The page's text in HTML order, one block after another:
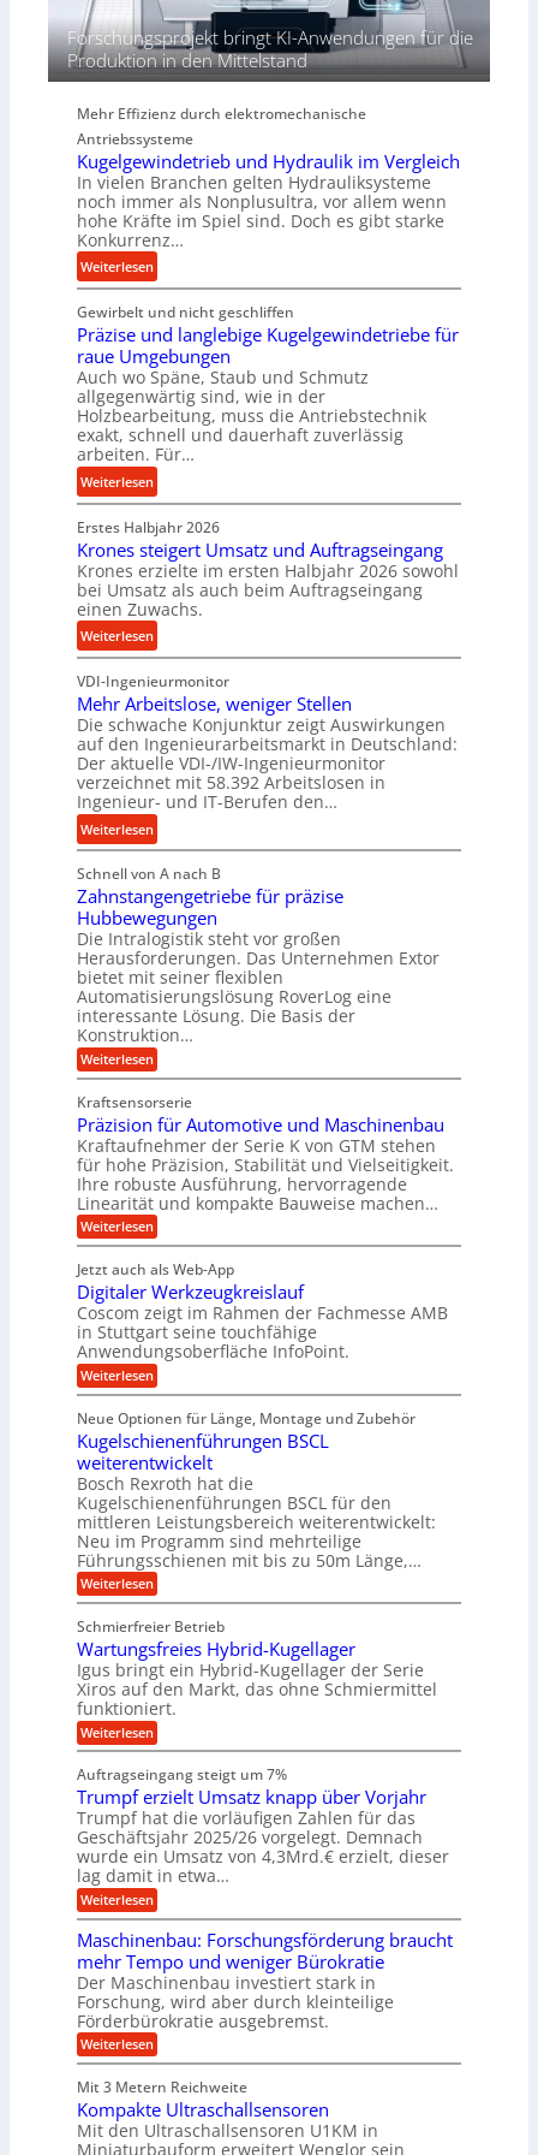
i
e
P
r
f
o
r
m
a
n
c
b
e
i
m
D
r
ü
c
k
p
r
o
z
e
s
Forschungsprojekt bringt KI-Anwendungen für die
Produktion in den Mittelstand
Mehr Effizienz durch elektromechanische
Antriebssysteme
Kugelgewindetrieb und Hydraulik im Vergleich
In vielen Branchen gelten Hydrauliksysteme
noch immer als Nonplusultra, vor allem wenn
hohe Kräfte im Spiel sind. Doch es gibt starke
Konkurrenz…
Weiterlesen:
K
u
g
e
l
g
e
w
i
n
e
t
r
i
b
u
n
d
H
y
d
r
a
l
i
k
i
m
V
e
r
g
e
c
h
Gewirbelt und nicht geschliffen
Präzise und langlebige Kugelgewindetriebe für
raue Umgebungen
Auch wo Späne, Staub und Schmutz
allgegenwärtig sind, wie in der
Holzbearbeitung, muss die Antriebstechnik
exakt, schnell und dauerhaft zuverlässig
arbeiten. Für…
Weiterlesen:
P
r
ä
z
i
s
e
u
n
d
l
a
n
g
e
b
i
g
e
K
u
g
e
l
g
e
w
i
n
d
e
t
i
e
b
e
f
ü
r
r
a
u
e
U
m
g
e
b
u
n
g
e
n
Erstes Halbjahr 2026
Krones steigert Umsatz und Auftragseingang
Krones erzielte im ersten Halbjahr 2026 sowohl
bei Umsatz als auch beim Auftragseingang
einen Zuwachs.
Weiterlesen:
K
r
o
n
e
s
s
t
e
e
r
t
U
m
s
a
t
u
n
d
A
u
f
t
r
a
g
s
e
i
g
a
n
g
VDI-Ingenieurmonitor
Mehr Arbeitslose, weniger Stellen
Die schwache Konjunktur zeigt Auswirkungen
auf den Ingenieurarbeitsmarkt in Deutschland:
Der aktuelle VDI-/IW-Ingenieurmonitor
verzeichnet mit 58.392 Arbeitslosen in
Ingenieur- und IT-Berufen den…
Weiterlesen:
M
e
h
r
A
r
b
e
i
t
s
l
o
s
e
,
w
e
n
i
g
e
r
S
t
e
l
l
e
n
Schnell von A nach B
Zahnstangengetriebe für präzise
Hubbewegungen
Die Intralogistik steht vor großen
Herausforderungen. Das Unternehmen Extor
bietet mit seiner flexiblen
Automatisierungslösung RoverLog eine
interessante Lösung. Die Basis der
Konstruktion…
Weiterlesen:
Z
h
n
s
t
a
n
g
e
n
e
t
r
i
e
b
e
f
r
p
r
ä
z
i
s
e
H
u
b
e
w
e
g
u
n
g
e
Kraftsensorserie
Präzision für Automotive und Maschinenbau
Kraftaufnehmer der Serie K von GTM stehen
für hohe Präzision, Stabilität und Vielseitigkeit.
Ihre robuste Ausführung, hervorragende
Linearität und kompakte Bauweise machen…
Weiterlesen:
P
ä
z
i
s
i
o
n
f
r
A
u
t
o
m
o
t
i
v
e
n
d
M
a
s
c
h
i
e
n
b
a
u
Jetzt auch als Web-App
Digitaler Werkzeugkreislauf
Coscom zeigt im Rahmen der Fachmesse AMB
in Stuttgart seine touchfähige
Anwendungsoberfläche InfoPoint.
Weiterlesen:
D
g
i
t
a
l
e
r
W
e
r
k
z
e
u
g
k
r
e
i
s
a
u
f
Neue Optionen für Länge, Montage und Zubehör
Kugelschienenführungen BSCL
weiterentwickelt
Bosch Rexroth hat die
Kugelschienenführungen BSCL für den
mittleren Leistungsbereich weiterentwickelt:
Neu im Programm sind mehrteilige
Führungsschienen mit bis zu 50m Länge,…
Weiterlesen:
K
g
e
l
s
c
h
i
e
e
n
f
ü
h
r
u
n
g
e
n
B
S
C
L
w
e
i
t
e
r
e
Schmierfreier Betrieb
Wartungsfreies Hybrid-Kugellager
Igus bringt ein Hybrid-Kugellager der Serie
Xiros auf den Markt, das ohne Schmiermittel
funktioniert.
Weiterlesen:
W
r
t
u
n
g
s
r
e
e
s
H
y
b
r
i
d
-
u
g
Auftragseingang steigt um 7%
Trumpf erzielt Umsatz knapp über Vorjahr
Trumpf hat die vorläufigen Zahlen für das
Geschäftsjahr 2025/26 vorgelegt. Demnach
wurde ein Umsatz von 4,3Mrd.€ erzielt, dieser
lag damit in etwa…
Weiterlesen:
T
u
m
p
f
e
r
z
i
e
t
U
m
Maschinenbau: Forschungsförderung braucht
mehr Tempo und weniger Bürokratie
Der Maschinenbau investiert stark in
Forschung, wird aber durch kleinteilige
Förderbürokratie ausgebremst.
Weiterlesen:
M
s
c
h
i
Mit 3 Metern Reichweite
Kompakte Ultraschallsensoren
Mit den Ultraschallsensoren U1KM in
Miniaturbauform erweitert Wenglor sein